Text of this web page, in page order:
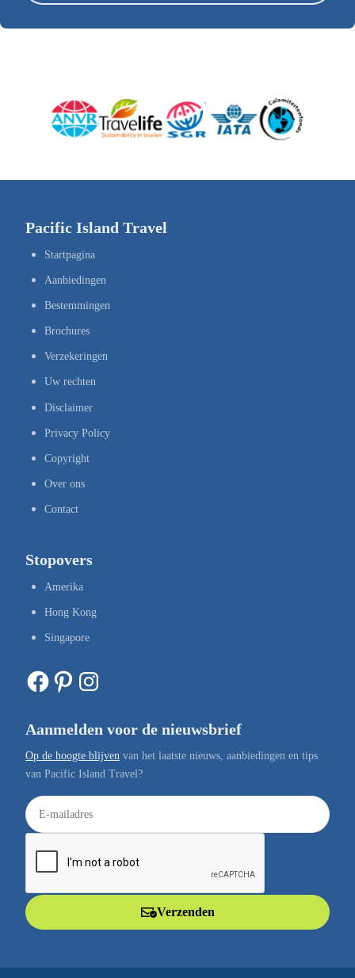
Pacific Island Travel
Startpagina
Aanbiedingen
Bestemmingen
Brochures
Verzekeringen
Uw rechten
Disclaimer
Privacy Policy
Copyright
Over ons
Contact
Stopovers
Amerika
Hong Kong
Singapore
Facebook Pinterest Instagram
Aanmelden voor de nieuwsbrief
Op de hoogte blijven van het laatste nieuws, aanbiedingen en tips
van Pacific Island Travel?
E
-
a
Verzenden